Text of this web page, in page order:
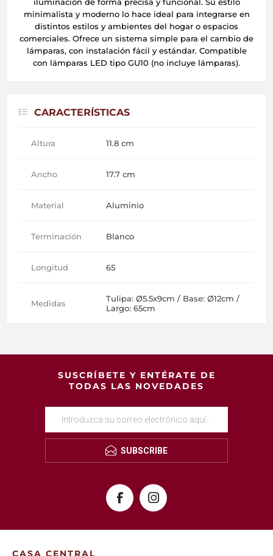
iluminación de forma precisa y funcional. Su estilo
minimalista y moderno lo hace ideal para integrarse en
distintos estilos y ambientes del hogar o espacios
comerciales. Ofrece un sistema simple para el cambio de
lámparas, con instalación fácil y estándar. Compatible
con lámparas LED tipo GU10 (no incluye lámparas).
CARACTERÍSTICAS
Altura 11.8 cm
Ancho 17.7 cm
Material Aluminio
Terminación Blanco
Longitud 65
Medidas
Tulipa: Ø5.5x9cm / Base: Ø12cm /
Largo: 65cm
SUSCRÍBETE Y ENTÉRATE DE
TODAS LAS NOVEDADES
SUBSCRIBE
CASA CENTRAL